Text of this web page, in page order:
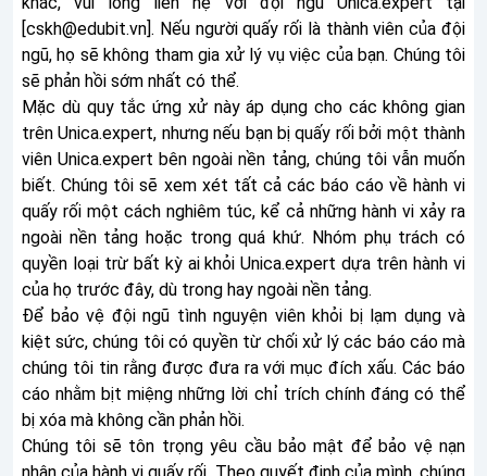
[cskh@edubit.vn]. Nếu người quấy rối là thành viên của đội
ngũ, họ sẽ không tham gia xử lý vụ việc của bạn. Chúng tôi
sẽ phản hồi sớm nhất có thể.
Mặc dù quy tắc ứng xử này áp dụng cho các không gian
trên Unica.expert, nhưng nếu bạn bị quấy rối bởi một thành
viên Unica.expert bên ngoài nền tảng, chúng tôi vẫn muốn
biết. Chúng tôi sẽ xem xét tất cả các báo cáo về hành vi
quấy rối một cách nghiêm túc, kể cả những hành vi xảy ra
ngoài nền tảng hoặc trong quá khứ. Nhóm phụ trách có
quyền loại trừ bất kỳ ai khỏi Unica.expert dựa trên hành vi
của họ trước đây, dù trong hay ngoài nền tảng.
Để bảo vệ đội ngũ tình nguyện viên khỏi bị lạm dụng và
kiệt sức, chúng tôi có quyền từ chối xử lý các báo cáo mà
chúng tôi tin rằng được đưa ra với mục đích xấu. Các báo
cáo nhằm bịt miệng những lời chỉ trích chính đáng có thể
bị xóa mà không cần phản hồi.
Chúng tôi sẽ tôn trọng yêu cầu bảo mật để bảo vệ nạn